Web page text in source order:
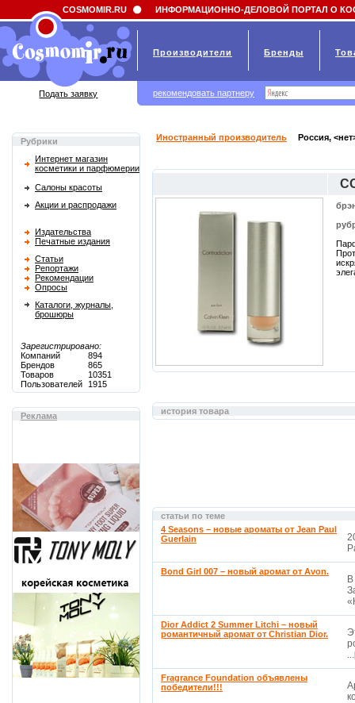
Field 'news_title' doesn't have a default value
Рубрики
Интернет магазин
косметики и парфюмерии
Салоны красоты
Акции и распродажи
Издательства
Печатные издания
Статьи
Репортажи
Рекомендации
Опросы
Каталоги, журналы,
брошюры
Зарегистрировано:
Компаний
894
Брендов
865
Товаров
10351
Пользователей
1915
Реклама
Иностранный производитель Россия,
история товара
статьи по теме
4 Seasons – новые ароматы от Jean Paul
Guerlain
Bond Girl 007 – новый аромат от Avon.
Dior Addict 2 Summer Litchi – новый
романтичный аромат от Christian Dior.
...
Fragrance Foundation объявлены
победители!!!
COSMOMIR.RU ИНФОРМАЦИОННО-ДЕЛОВОЙ ПОРТАЛ О
Производители Бренды
Подать заявку рекомендовать партнеру